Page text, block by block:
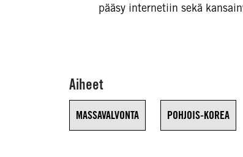
pääsy internetiin sekä
Aiheet
MASSAVALVONTA POHJOIS-KOREA